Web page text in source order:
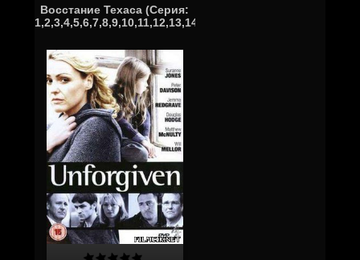
Восстание Техаса (Серия:
1,2,3,4,5,6,7,8,9,10,11,12,13,14,15)